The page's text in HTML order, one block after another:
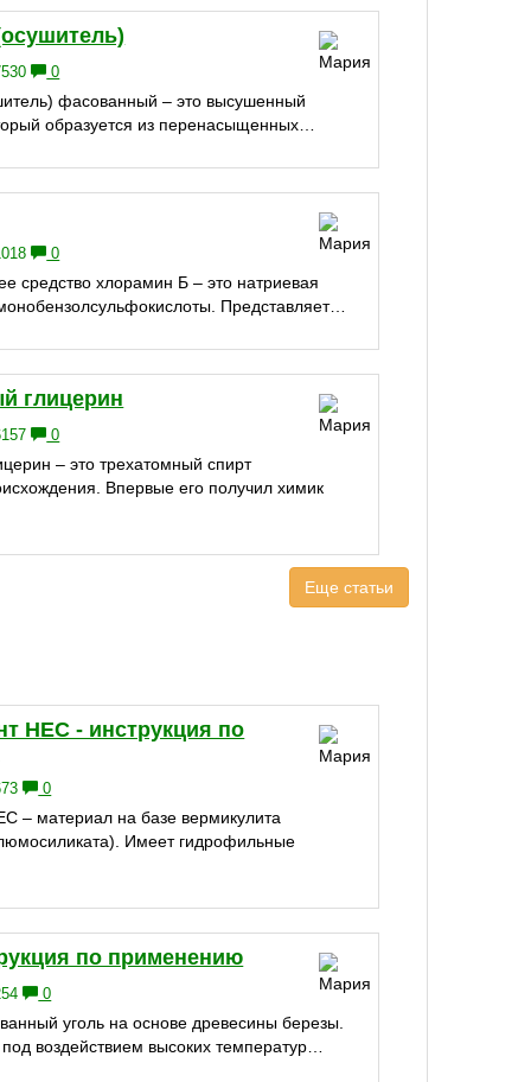
0
фасованный – это высушенный
образуется из перенасыщенных…
0
средство хлорамин Б – это натриевая
Представляет…
глицерин
0
– это трехатомный спирт
Впервые его получил химик
Еще статьи
НЕС - инструкция по
0
– материал на базе вермикулита
Имеет гидрофильные
по применению
0
уголь на основе древесины березы.
воздействием высоких температур…